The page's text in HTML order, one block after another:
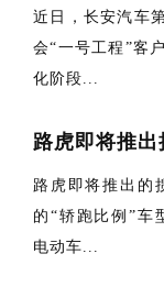
近日，长安汽车
会“一号工程”客
化阶段...
路虎即将推
路虎即将推出的
的“轿跑比例”车
电动车...